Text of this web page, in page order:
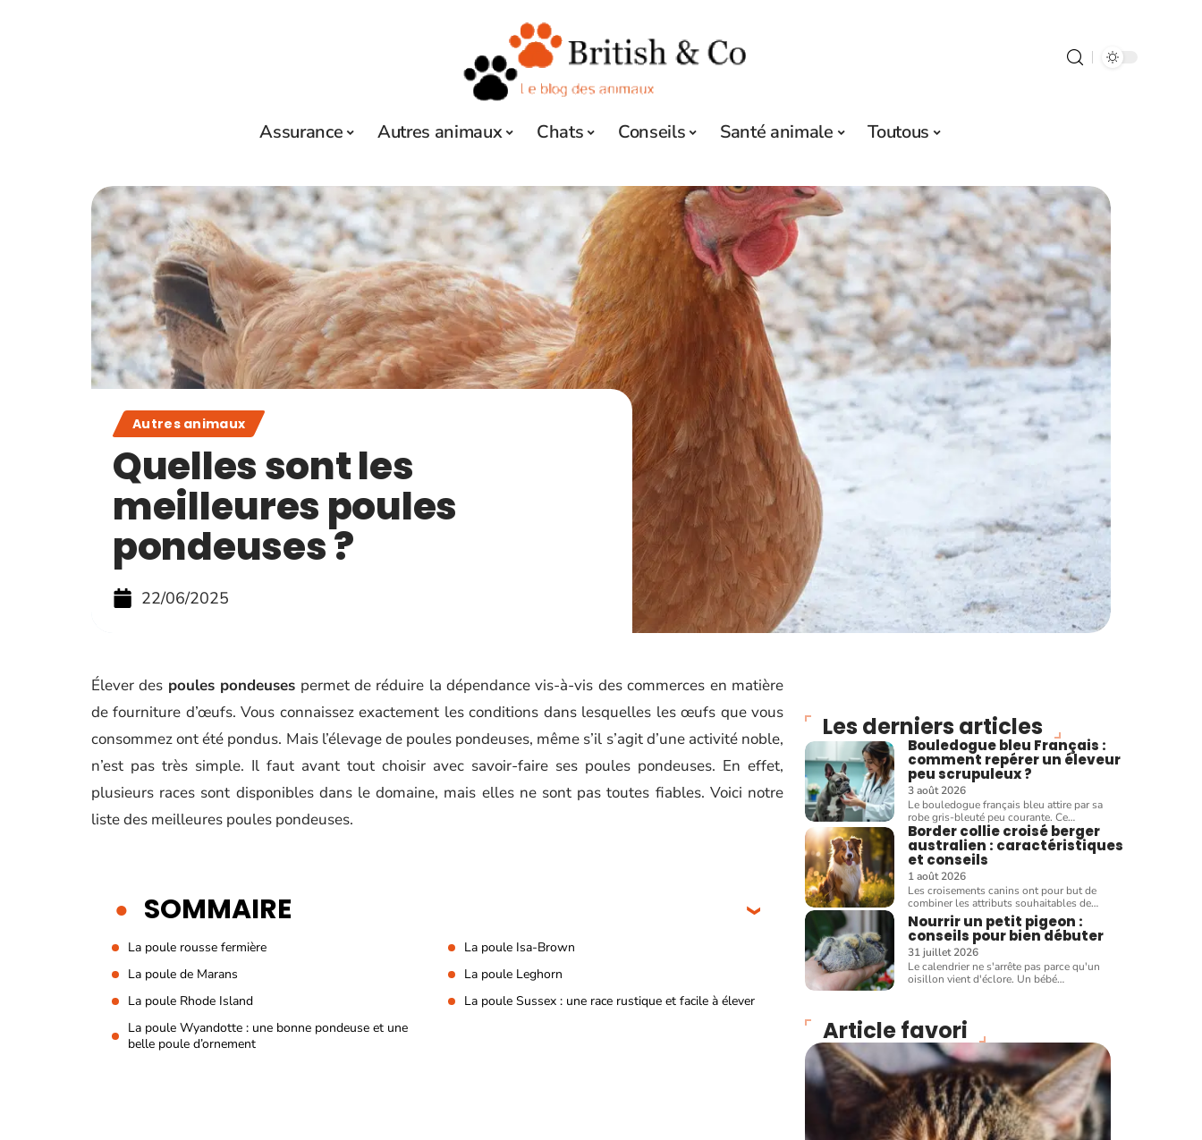
Assurance Autres animaux Chats Conseils Santé animale Toutous
Autres animaux
Quelles sont les
meilleures poules
pondeuses ?
22/06/2025
Élever des poules pondeuses permet de réduire la dépendance vis-à-vis des commerces en matière
de fourniture d’œufs. Vous connaissez exactement les conditions dans lesquelles les œufs que vous
consommez ont été pondus. Mais l’élevage de poules pondeuses, même s’il s’agit d’une activité noble,
n’est pas très simple. Il faut avant tout choisir avec savoir-faire ses poules pondeuses. En effet,
plusieurs races sont disponibles dans le domaine, mais elles ne sont pas toutes fiables. Voici notre
liste des meilleures poules pondeuses.
SOMMAIRE
La poule rousse fermière
La poule Isa-Brown
La poule de Marans
La poule Leghorn
La poule Rhode Island
La poule Sussex : une race rustique et facile à élever
La poule Wyandotte : une bonne pondeuse et une
belle poule d’ornement
Les derniers articles
Bouledogue bleu Français :
comment repérer un éleveur
peu scrupuleux ?
3 août 2026
Le bouledogue français bleu attire par sa
robe gris-bleuté peu courante. Ce…
Border collie croisé berger
australien : caractéristiques
et conseils
1 août 2026
Les croisements canins ont pour but de
combiner les attributs souhaitables de…
Nourrir un petit pigeon :
conseils pour bien débuter
31 juillet 2026
Le calendrier ne s'arrête pas parce qu'un
oisillon vient d'éclore. Un bébé…
Article favori